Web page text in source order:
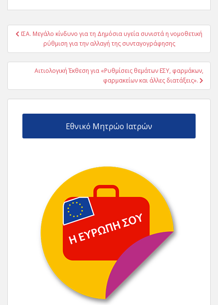
Πλοήγηση
άρθρων
ΙΣΑ. Μεγάλο κίνδυνο για τη Δημόσια υγεία συνιστά η νομοθετική
ρύθμιση για την αλλαγή της συνταγογράφησης
Αιτιολογική Έκθεση για «Ρυθμίσεις θεμάτων ΕΣΥ, φαρμάκων,
φαρμακείων και άλλες διατάξεις».
Εθνικό Μητρώο Ιατρών